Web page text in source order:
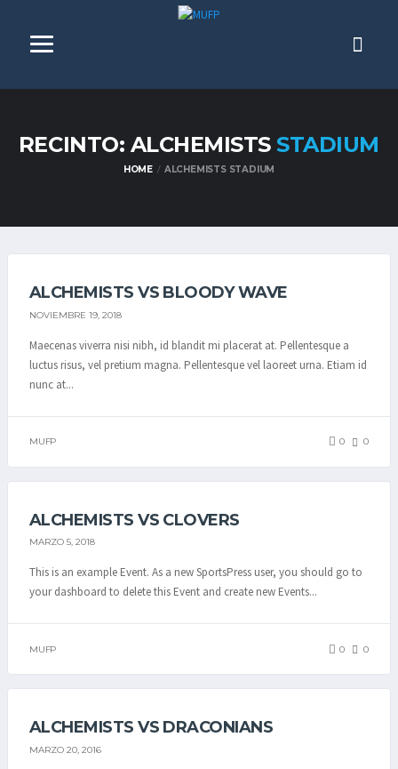
RECINTO: ALCHEMISTS STADIUM
HOME ALCHEMISTS STADIUM
ALCHEMISTS VS BLOODY WAVE
NOVIEMBRE 19, 2018
Maecenas viverra nisi nibh, id blandit mi placerat at. Pellentesque a
luctus risus, vel pretium magna. Pellentesque vel laoreet urna. Etiam id
nunc at...
MUFP 0 0
ALCHEMISTS VS CLOVERS
MARZO 5, 2018
This is an example Event. As a new SportsPress user, you should go to
your dashboard to delete this Event and create new Events...
MUFP 0 0
ALCHEMISTS VS DRACONIANS
MARZO 20, 2016